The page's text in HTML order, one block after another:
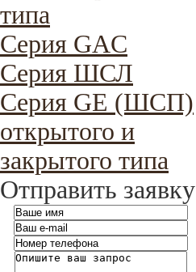
типа
Серия GAC
Cерия ШСЛ
Серия GE (ШСП)
открытого и
закрытого типа
Отправить заявку